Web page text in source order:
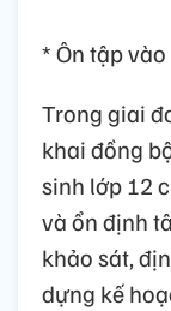
* Ôn tập
Trong giai
khai đồng
sinh lớp 12
và ổn định
khảo sát,
dựng kế